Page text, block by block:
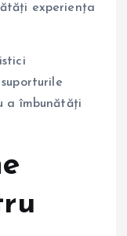
experiența
a îmbunătăți